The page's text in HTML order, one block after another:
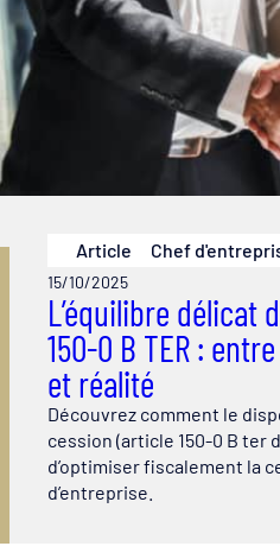
Article Chef
15/10/2025
L’équilibre délicat
150-0 B TER :
et réalité
Découvrez comment le
cession (article 150-0 B ter
d’optimiser fiscalement la
d’entreprise.